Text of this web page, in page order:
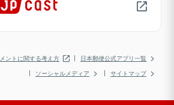
ントに関する考え方
日本郵便公式アプリ一覧
ソーシャルメディア
サイトマップ